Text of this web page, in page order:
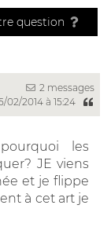
question
2 messages
02/2014 à 15:24
les
JE viens
et je flippe
à cet art je